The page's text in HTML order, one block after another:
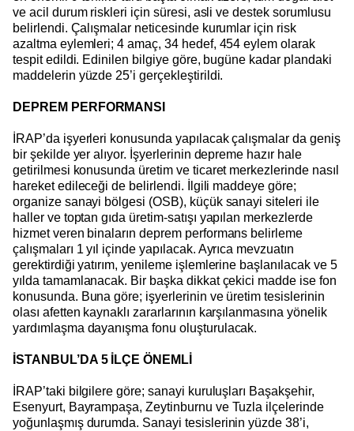
ve acil durum riskleri için süresi, asli ve destek sorumlusu
belirlendi. Çalışmalar neticesinde kurumlar için risk
azaltma eylemleri; 4 amaç, 34 hedef, 454 eylem olarak
tespit edildi. Edinilen bilgiye göre, bugüne kadar plandaki
maddelerin yüzde 25’i gerçekleştirildi.
DEPREM PERFORMANSI
İRAP’da işyerleri konusunda yapılacak çalışmalar da geniş
bir şekilde yer alıyor. İşyerlerinin depreme hazır hale
getirilmesi konusunda üretim ve ticaret merkezlerinde nasıl
hareket edileceği de belirlendi. İlgili maddeye göre;
organize sanayi bölgesi (OSB), küçük sanayi siteleri ile
haller ve toptan gıda üretim-satışı yapılan merkezlerde
hizmet veren binaların deprem performans belirleme
çalışmaları 1 yıl içinde yapılacak. Ayrıca mevzuatın
gerektirdiği yatırım, yenileme işlemlerine başlanılacak ve 5
yılda tamamlanacak. Bir başka dikkat çekici madde ise fon
konusunda. Buna göre; işyerlerinin ve üretim tesislerinin
olası afetten kaynaklı zararlarının karşılanmasına yönelik
yardımlaşma dayanışma fonu oluşturulacak.
İSTANBUL’DA 5 İLÇE ÖNEMLİ
İRAP’taki bilgilere göre; sanayi kuruluşları Başakşehir,
Esenyurt, Bayrampaşa, Zeytinburnu ve Tuzla ilçelerinde
yoğunlaşmış durumda. Sanayi tesislerinin yüzde 38’i,